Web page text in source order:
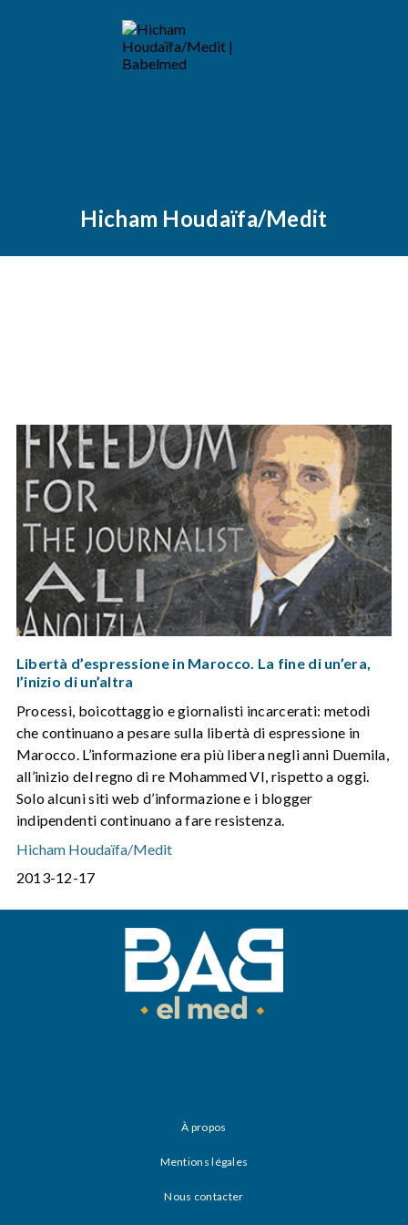
Hicham Houdaïfa/Medit
Libertà d’espressione in Marocco. La fine di un’era,
l’inizio di un’altra
Processi, boicottaggio e giornalisti incarcerati: metodi
che continuano a pesare sulla libertà di espressione in
Marocco. L’informazione era più libera negli anni Duemila,
all’inizio del regno di re Mohammed VI, rispetto a oggi.
Solo alcuni siti web d’informazione e i blogger
indipendenti continuano a fare resistenza.
Hicham Houdaïfa/Medit
2013-12-17
À propos
Mentions légales
Nous contacter